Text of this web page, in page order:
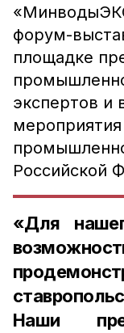
форум-
площадке
экспертов и
Российской
«Для
Наши